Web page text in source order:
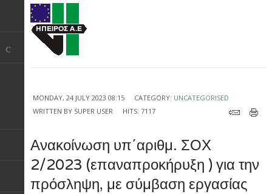
MONDAY, 24 JULY 2023 08:15 CATEGORY: UNCATEGORISED
WRITTEN BY SUPER USER HITS: 7117
Ανακοίνωση υπ΄αριθμ. ΣΟΧ
2/2023 (επαναπροκήρυξη ) για την
πρόσληψη, με σύμβαση εργασίας